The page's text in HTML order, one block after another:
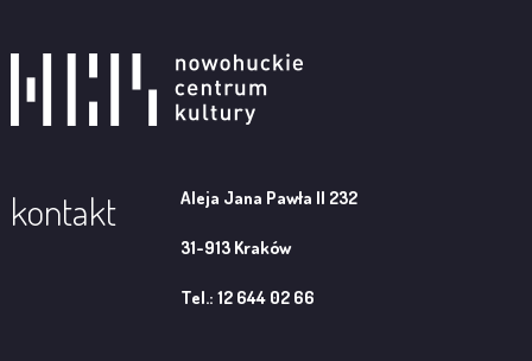
kontakt Aleja Jana Pawła II 232
31-913 Kraków
Tel.: 12 644 02 66